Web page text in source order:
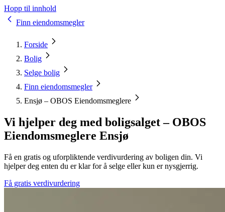
Hopp til innhold
Finn eiendomsmegler
Forside
Bolig
Selge bolig
Finn eiendomsmegler
Ensjø – OBOS Eiendomsmeglere
Vi hjelper deg med boligsalget – OBOS
Eiendomsmeglere Ensjø
Få en gratis og uforpliktende verdivurdering av boligen din. Vi
hjelper deg enten du er klar for å selge eller kun er nysgjerrig.
Få gratis verdivurdering